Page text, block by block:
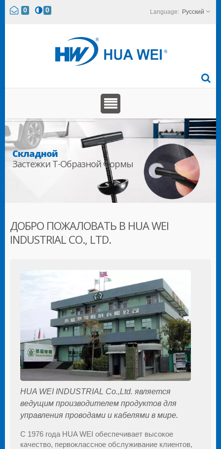
0 0 Русский
Складной
Застежки T-Образной Формы
ДОБРО ПОЖАЛОВАТЬ В HUA WEI
INDUSTRIAL CO., LTD.
HUA WEI INDUSTRIAL Co.,Ltd. является
ведущим производителем продуктов для
управления проводами и кабелями в мире.
С 1976 года HUA WEI обеспечивает высокое
качество, первоклассное обслуживание клиентов,